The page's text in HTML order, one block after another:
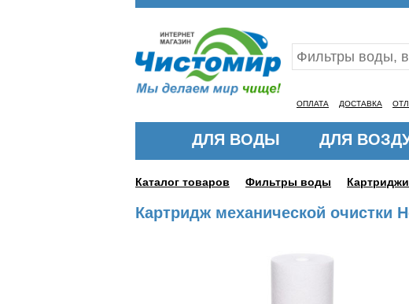
ОПЛАТА ДОСТАВКА
ДЛЯ ВОДЫ ДЛЯ
Каталог товаров Фильтры воды
Картридж механической очистки